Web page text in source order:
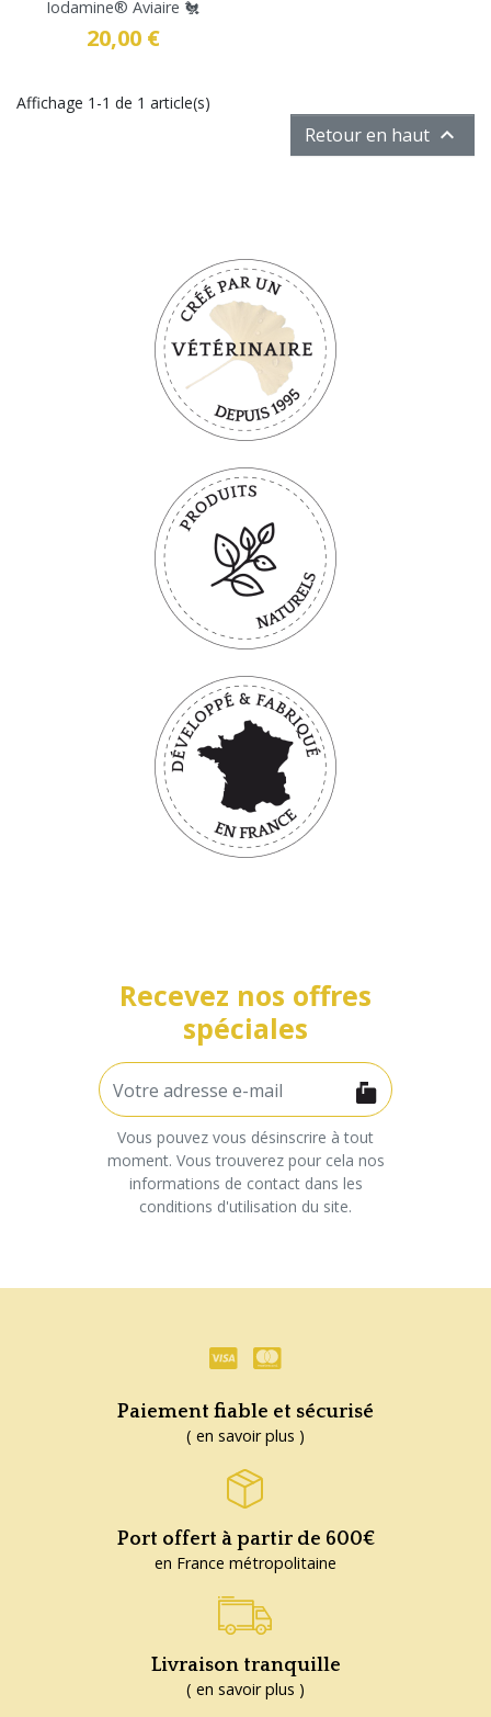
Iodamine® Aviaire 🐔
Prix
20,00 €
Affichage 1-1 de 1 article(s)
Retour en haut 
Recevez nos offres
spéciales
Vous pouvez vous désinscrire à tout
moment. Vous trouverez pour cela nos
informations de contact dans les
conditions d'utilisation du site.
Paiement fiable et sécurisé
( en savoir plus )
Port offert à partir de 600€
en France métropolitaine
Livraison tranquille
( en savoir plus )